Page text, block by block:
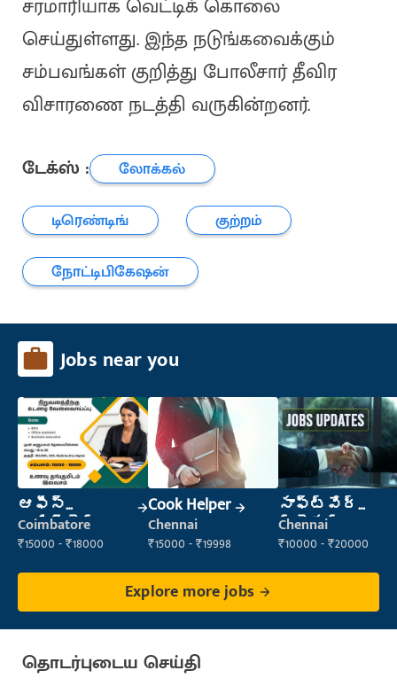
சரமாரியாக வெட்டிக் கொலை
செய்துள்ளது. இந்த நடுங்கவைக்கும்
சம்பவங்கள் குறித்து போலீசார் தீவிர
விசாரணை நடத்தி வருகின்றனர்.
டேக்ஸ் :
லோக்கல்
டிரெண்டிங்
குற்றம்
நோட்டிபிகேஷன்
Jobs near you
ఆఫీస్
అసిస్టెంట్
Coimbatore
₹15000 - ₹18000
Cook Helper
Chennai
₹15000 - ₹19998
సాఫ్ట్‌వేర్
ట్రైనర్
Chennai
₹10000 - ₹20000
Explore more jobs
தொடர்புடைய செய்தி